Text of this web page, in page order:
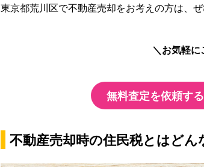
東京都荒川区で不動産売却をお考えの方は、ぜ
＼お気軽
無料査定を依頼する
不動産売却時の住民税とはど